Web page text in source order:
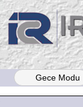
Gece Modu